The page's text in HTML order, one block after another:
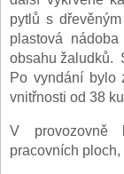
pytlů s
plastová
obsahu žaludků.
Po vyndání bylo
vnitřnosti od 38
V provozovně
pracovních